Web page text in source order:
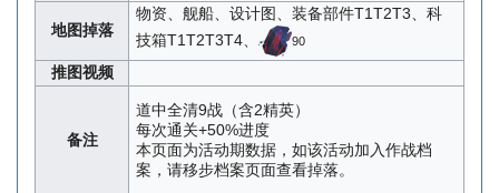
地图掉落
物资、舰船、设计图、装备部件T1T2T3、科
技箱T1T2T3T4、
90
推图视频
备注
道中全清9战（含2精英）
每次通关+50%进度
本页面为活动期数据，如该活动加入作战档
案，请移步档案页面查看掉落。